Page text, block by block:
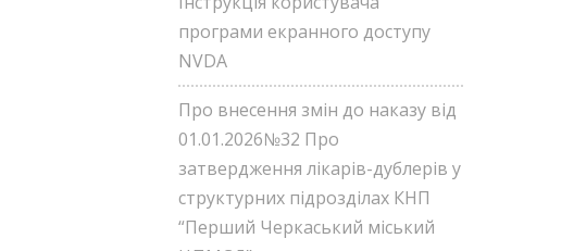
програми екранного доступу
NVDA
Про внесення змін до наказу від
01.01.2026№32 Про
затвердження лікарів-дублерів у
структурних підрозділах КНП
“Перший Черкаський міський